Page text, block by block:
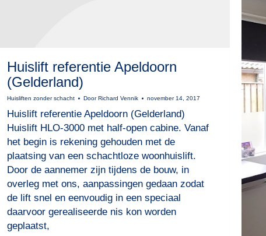
Huislift referentie Apeldoorn
(Gelderland)
Huisliften zonder schacht DoorRichard Vennik november 14, 2017
Huislift referentie Apeldoorn (Gelderland)
Huislift HLO-3000 met half-open cabine. Vanaf
het begin is rekening gehouden met de
plaatsing van een schachtloze woonhuislift.
Door de aannemer zijn tijdens de bouw, in
overleg met ons, aanpassingen gedaan zodat
de lift snel en eenvoudig in een speciaal
daarvoor gerealiseerde nis kon worden
geplaatst,